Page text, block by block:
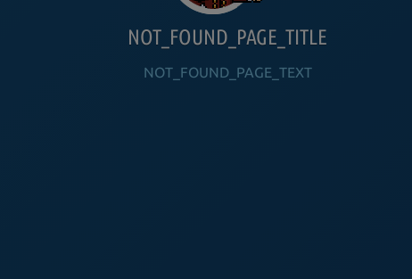
NOT_FOUND_PAGE_TITLE
NOT_FOUND_PAGE_TEXT